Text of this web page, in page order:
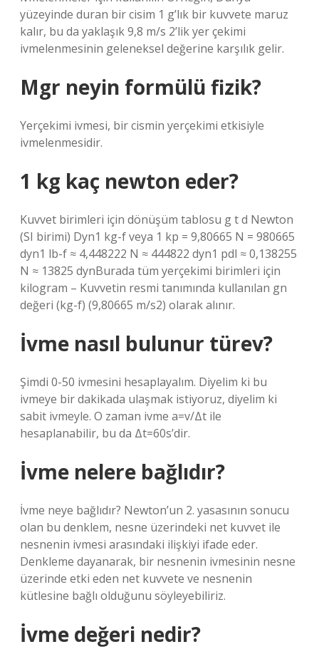
yüzeyinde duran bir cisim 1 g’lık bir kuvvete maruz
kalır, bu da yaklaşık 9,8 m/s 2’lik yer çekimi
ivmelenmesinin geleneksel değerine karşılık gelir.
Mgr neyin formülü fizik?
Yerçekimi ivmesi, bir cismin yerçekimi etkisiyle
ivmelenmesidir.
1 kg kaç newton eder?
Kuvvet birimleri için dönüşüm tablosu g t d Newton
(SI birimi) Dyn1 kg-f veya 1 kp = 9,80665 N = 980665
dyn1 lb-f ≈ 4,448222 N ≈ 444822 dyn1 pdl ≈ 0,138255
N ≈ 13825 dynBurada tüm yerçekimi birimleri için
kilogram – Kuvvetin resmi tanımında kullanılan gn
değeri (kg-f) (9,80665 m/s2) olarak alınır.
İvme nasıl bulunur türev?
Şimdi 0-50 ivmesini hesaplayalım. Diyelim ki bu
ivmeye bir dakikada ulaşmak istiyoruz, diyelim ki
sabit ivmeyle. O zaman ivme a=v/Δt ile
hesaplanabilir, bu da Δt=60s’dir.
İvme nelere bağlıdır?
İvme neye bağlıdır? Newton’un 2. yasasının sonucu
olan bu denklem, nesne üzerindeki net kuvvet ile
nesnenin ivmesi arasındaki ilişkiyi ifade eder.
Denkleme dayanarak, bir nesnenin ivmesinin nesne
üzerinde etki eden net kuvvete ve nesnenin
kütlesine bağlı olduğunu söyleyebiliriz.
İvme değeri nedir?